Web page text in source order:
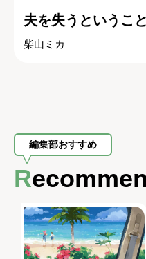
夫を失うということ
柴山ミカ
編集部おすすめ